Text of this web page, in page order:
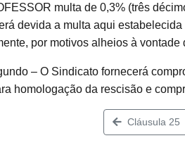
multa de 0,3% (três
devida a multa aqui
por motivos alheios à vontade
– O Sindicato fornecerá
homologação da rescisão e
Cláusula 25